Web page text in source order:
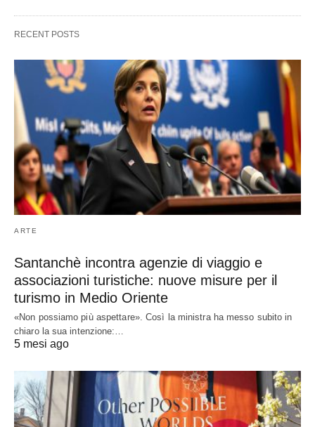
RECENT POSTS
ARTE
Santanchè incontra agenzie di viaggio e
associazioni turistiche: nuove misure per il
turismo in Medio Oriente
«Non possiamo più aspettare». Così la ministra ha messo subito in
chiaro la sua intenzione:…
5 mesi ago